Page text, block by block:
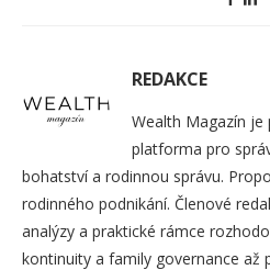
REDAKCE
Wealth Magazín
platforma pro
bohatství a rodinnou správu.
rodinného podnikání. Členové
analýzy a praktické rámce
kontinuity a family governance až